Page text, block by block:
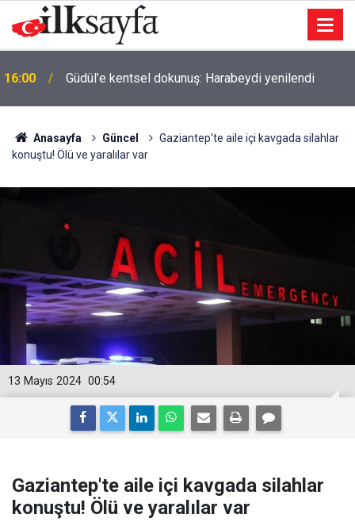
16:00 Güdül’e kentsel dokunuş: Harabeydi yenilendi
Anasayfa Güncel
Gaziantep'te aile içi kavgada silahlar
konuştu! Ölü ve yaralılar var
00:54
13 Mayıs 2024
Gaziantep'te aile içi kavgada silahlar
konuştu! Ölü ve yaralılar var